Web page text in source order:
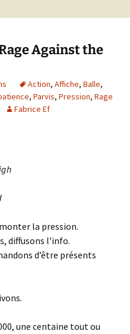
Against the
Action, Affiche, Balle,
, Parvis, Pression, Rage
Fabrice Ef
la pression.
diffusons l’info.
d’être présents
une centaine tout ou